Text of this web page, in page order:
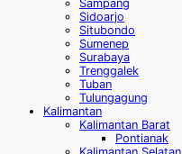
Sampang
Sidoarjo
Situbondo
Sumenep
Surabaya
Trenggalek
Tuban
Tulungagung
Kalimantan
Kalimantan Barat
Pontianak